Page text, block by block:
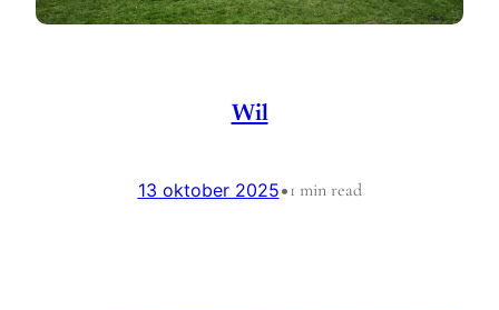
Wil
13 oktober 2025•1 min read